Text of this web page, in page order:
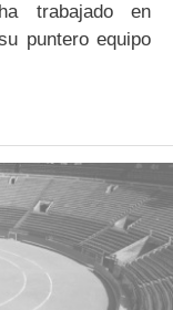
trabajado en
puntero equipo